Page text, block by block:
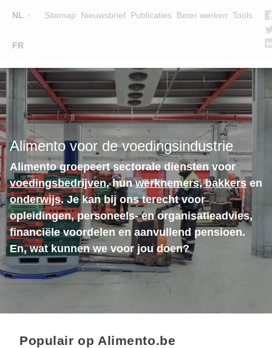
NL
FR
Sitemap Nieuwsbrief Publicaties Beter werken Tools
Main
navigation
OPLEIDINGEN
LESGEVERS
WIE ZIJN WE
TEAM
CONTACT
ZOEK EEN OPLEIDING
Alimento voor de voedingsindustrie
Alimento groepeert sectorale diensten voor
voedingsbedrijven, hunwerknemers,bakkersen
onderwijs. Je kan bij ons terecht voor
opleidingen, personeels- en organisatieadvies,
financiële voordelen en aanvullend pensioen.
En, wat kunnen we voor jou doen?
Populair op Alimento.be